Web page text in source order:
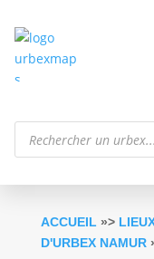
Recherche
produits
ACCUEIL »>
D'URBEX NAMUR